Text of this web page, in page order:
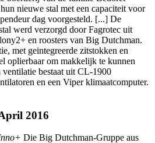
nieuwe stal met een capaciteit voor
dag voorgesteld. [...] De
werd verzorgd door Fagrotec uit
en roosters van Big Dutchman.
met geintegreerde zitstokken en
oplierbaar om makkelijk te kunnen
bestaat uit CL-1900
en een Viper klimaatcomputer.
2016
Die Big Dutchman-Gruppe aus